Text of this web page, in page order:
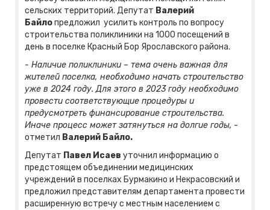
сельских территорий. Депутат Валерий
Байлопредложил усилить контроль по вопросу
строительства поликлиники на 1000 посещений в
день в поселке Красный Бор Ярославского района.
- Наличие поликлиники – тема очень важная для
жителей поселка, необходимо начать строительство
уже в 2024 году. Для этого в 2023 году необходимо
провести соответствующие процедуры и
предусмотреть финансирование строительства.
Иначе процесс может затянуться на долгие годы, -
отметил Валерий Байло.
Депутат Павел Исаев уточнил информацию о
предстоящем объединении медицинских
учреждений в поселках Бурмакино и Некрасовский и
предложил представителям департамента провести
расширенную встречу с местным населением с